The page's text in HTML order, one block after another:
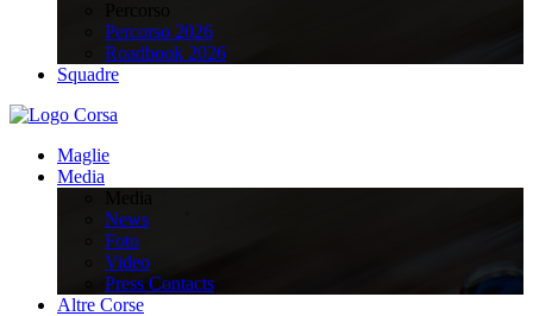
Percorso 2026
Roadbook 2026
Squadre
Maglie
Media
News
Foto
Video
Press Contacts
Altre Corse